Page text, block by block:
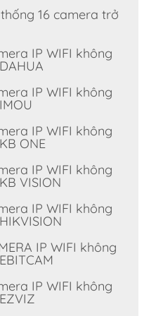
16 camera trở
IP WIFI không
IP WIFI không
IP WIFI không
ONE
IP WIFI không
VISION
IP WIFI không
IP WIFI không
IP WIFI không